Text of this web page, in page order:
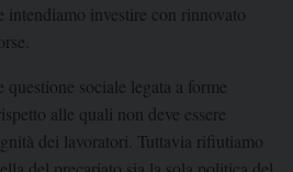
intendiamo investire con rinnovato
questione sociale legata a forme
alle quali non deve essere
dei lavoratori. Tuttavia rifiutiamo